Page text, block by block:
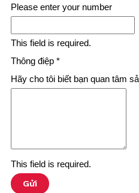
Please enter your number
This field is required.
Thông điệp *
Hãy cho tôi biết bạn quan tâm
This field is required.
Gửi